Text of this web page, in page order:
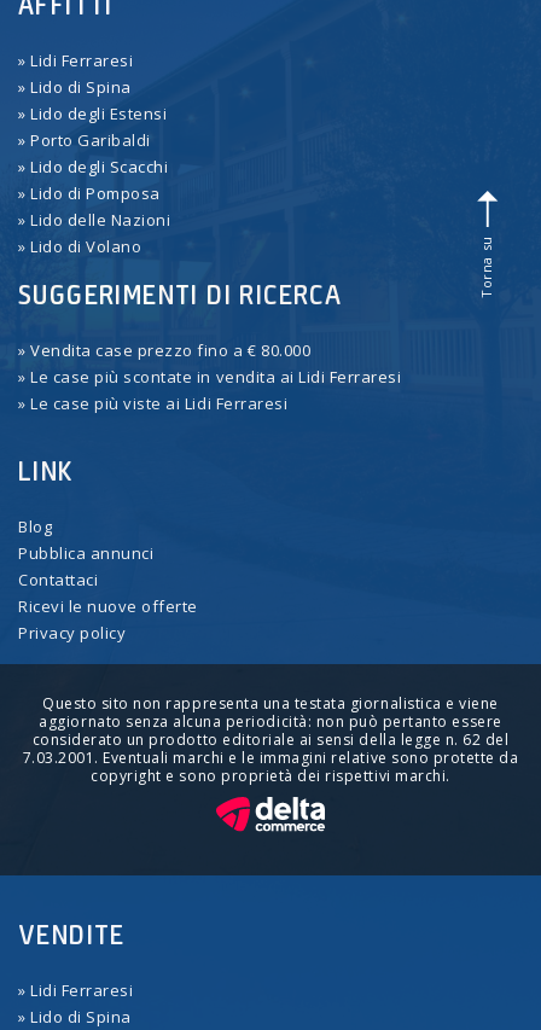
» Lidi Ferraresi
» Lido di Spina
» Lido degli Estensi
» Porto Garibaldi
» Lido degli Scacchi
» Lido di Pomposa
» Lido delle Nazioni
» Lido di Volano
SUGGERIMENTI DI RICERCA
» Vendita case prezzo fino a € 80.000
» Le case più scontate in vendita ai Lidi Ferraresi
» Le case più viste ai Lidi Ferraresi
LINK
Blog
Pubblica annunci
Contattaci
Ricevi le nuove offerte
Privacy policy
Questo sito non rappresenta una testata giornalistica e viene
aggiornato senza alcuna periodicità: non può pertanto essere
considerato un prodotto editoriale ai sensi della legge n. 62 del
7.03.2001. Eventuali marchi e le immagini relative sono protette da
copyright e sono proprietà dei rispettivi marchi.
Torna su
VENDITE
» Lidi Ferraresi
» Lido di Spina